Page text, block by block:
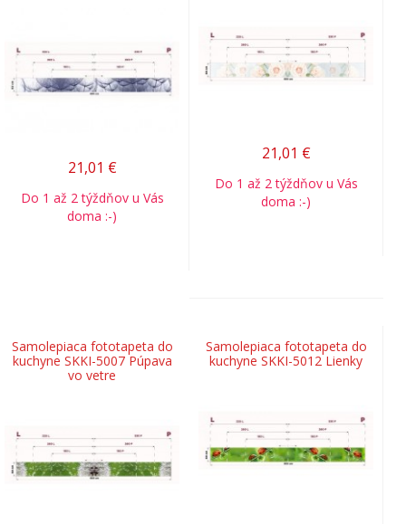
21,01 €
Do 1 až 2 týždňov u Vás
doma :-)
21,01 €
Do 1 až 2 týždňov u Vás
doma :-)
Samolepiaca fototapeta do
kuchyne SKKI-5007 Púpava
vo vetre
Samolepiaca fototapeta do
kuchyne SKKI-5012 Lienky